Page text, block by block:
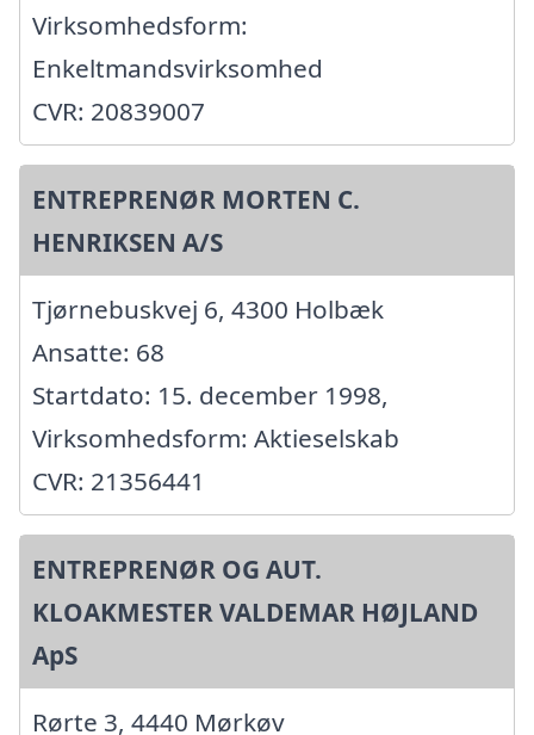
Virksomhedsform:
Enkeltmandsvirksomhed
CVR: 20839007
ENTREPRENØR MORTEN C.
HENRIKSEN A/S
Tjørnebuskvej 6, 4300 Holbæk
Ansatte: 68
Startdato: 15. december 1998,
Virksomhedsform: Aktieselskab
CVR: 21356441
ENTREPRENØR OG AUT.
KLOAKMESTER VALDEMAR HØJLAND
ApS
Rørte 3, 4440 Mørkøv